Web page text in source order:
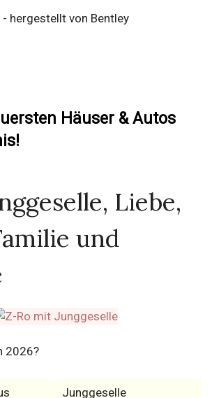
- hergestellt von Bentley
Häuser & Autos
Liebe,
und
2026?
Junggeselle